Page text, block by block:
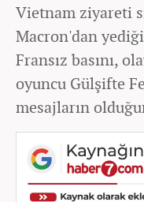
Vietnam ziyareti
Macron'dan
Fransız basını,
oyuncu Gülşifte
mesajların